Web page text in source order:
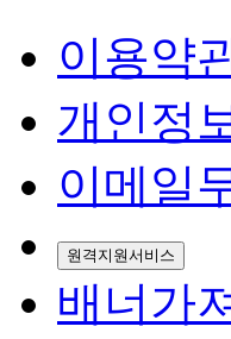
이용약
개인정
이메일
원격지원서비스
배너가